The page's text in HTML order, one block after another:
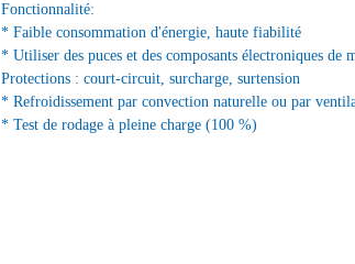
Fonctionnalité:
* Faible consommation d'énergie, haute fiabilité
* Utiliser des puces et des composants électroniques de
Protections : court-circuit, surcharge, surtension
* Refroidissement par convection naturelle ou par
* Test de rodage à pleine charge (100 %)